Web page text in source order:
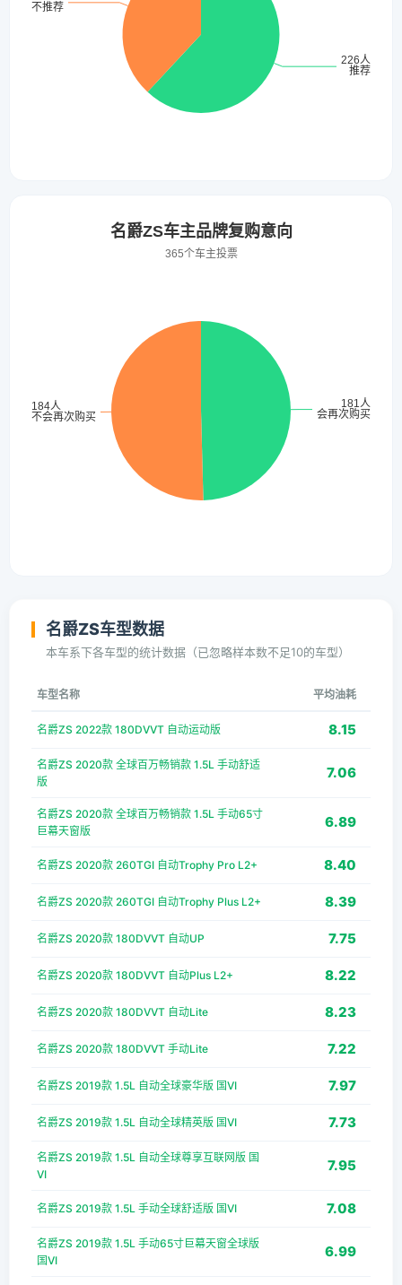
名爵ZS车型数据
本车系下各车型的统计数据（已忽略样本数不足10的车型）
车型名称 平均油耗
名爵ZS 2022款 180DVVT 自动运动版 8.15
名爵ZS 2020款 全球百万畅销款 1.5L 手动舒适
版
7.06
名爵ZS 2020款 全球百万畅销款 1.5L 手动65寸
巨幕天窗版
6.89
名爵ZS 2020款 260TGI 自动Trophy Pro L2+ 8.40
名爵ZS 2020款 260TGI 自动Trophy Plus L2+ 8.39
名爵ZS 2020款 180DVVT 自动UP 7.75
名爵ZS 2020款 180DVVT 自动Plus L2+ 8.22
名爵ZS 2020款 180DVVT 自动Lite 8.23
名爵ZS 2020款 180DVVT 手动Lite 7.22
名爵ZS 2019款 1.5L 自动全球豪华版 国VI 7.97
名爵ZS 2019款 1.5L 自动全球精英版 国VI 7.73
名爵ZS 2019款 1.5L 自动全球尊享互联网版 国
VI
7.95
名爵ZS 2019款 1.5L 手动全球舒适版 国VI 7.08
名爵ZS 2019款 1.5L 手动65寸巨幕天窗全球版
国VI
6.99